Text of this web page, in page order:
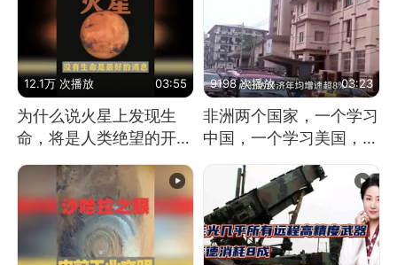
12.1万 次播放 03:55
为什么说火星上发现生
命，将是人类绝望的开
9198 次播放 03:23
非洲两个国家，一个学习
中国，一个学习美国，结